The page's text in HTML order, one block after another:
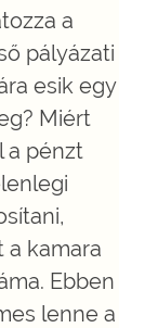
a
pályázati
esik egy
Miért
a pénzt
a kamara
Ebben
lenne a